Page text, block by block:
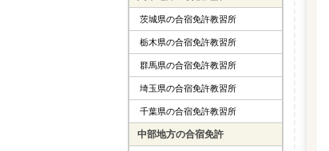
茨城県の合宿免許教習所
栃木県の合宿免許教習所
群馬県の合宿免許教習所
埼玉県の合宿免許教習所
千葉県の合宿免許教習所
中部地方の合宿免許